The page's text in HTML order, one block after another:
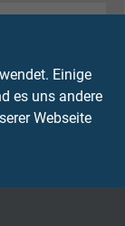
Einige
es uns andere
Webseite